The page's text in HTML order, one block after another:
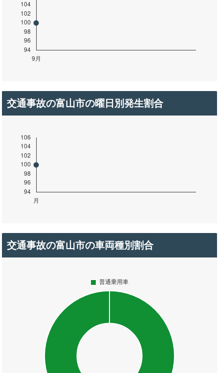
交通事故の富山市の曜日別発生割合
交通事故の富山市の車両種別割合